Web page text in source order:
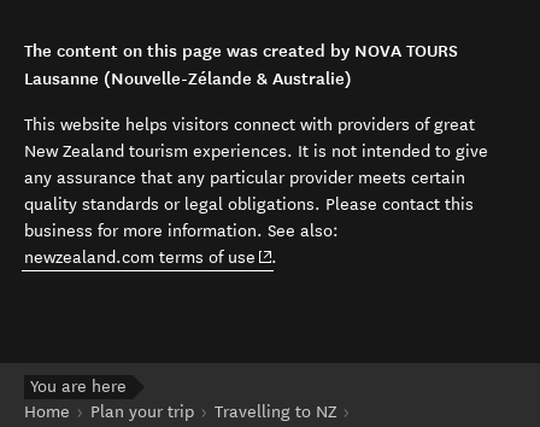
The content on this page was created by NOVA TOURS
Lausanne (Nouvelle-Zélande & Australie)
This website helps visitors connect with providers of great
New Zealand tourism experiences. It is not intended to give
any assurance that any particular provider meets certain
quality standards or legal obligations. Please contact this
business for more information. See also:
newzealand.com terms of use (opens in new window)
.
You are here
Home
Plan your trip
Travelling to NZ